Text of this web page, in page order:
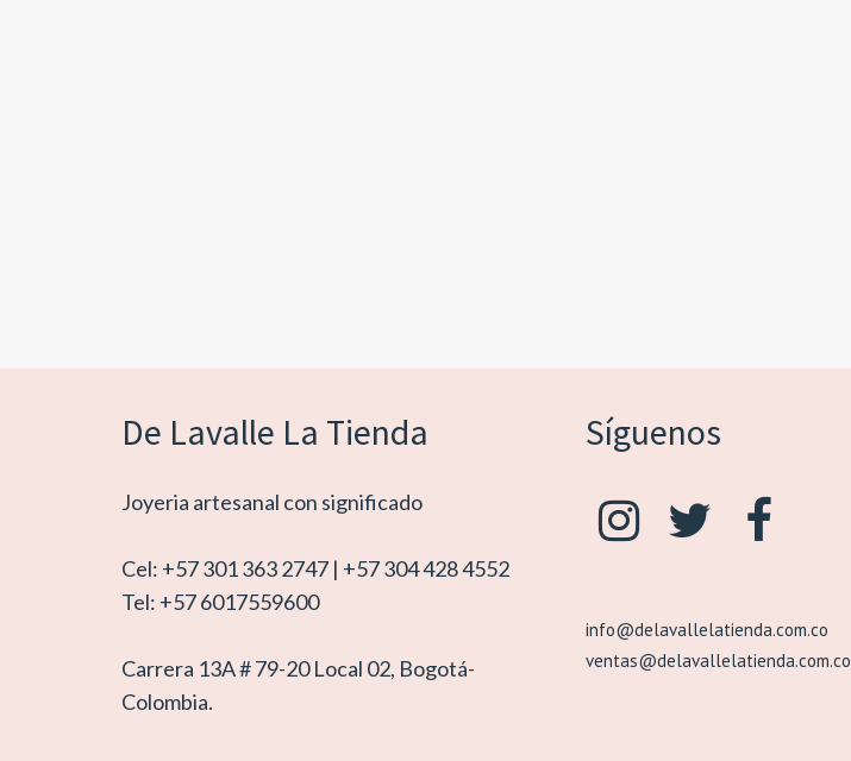
De Lavalle La Tienda
Joyeria artesanal con significado
Cel: +57 301 363 2747 | +57 304 428 4552
Tel: +57 6017559600
Carrera 13A # 79-20 Local 02, Bogotá-
Colombia.
Síguenos
info@delavallelatienda.com.co
ventas@delavallelatienda.com.co